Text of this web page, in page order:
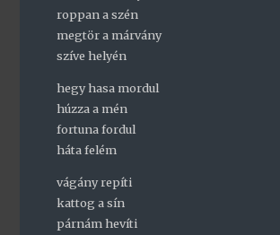
roppan a szén
megtör a márvány
szíve helyén
hegy hasa mordul
húzza a mén
fortuna fordul
háta felém
vágány repíti
kattog a sín
párnám hevíti